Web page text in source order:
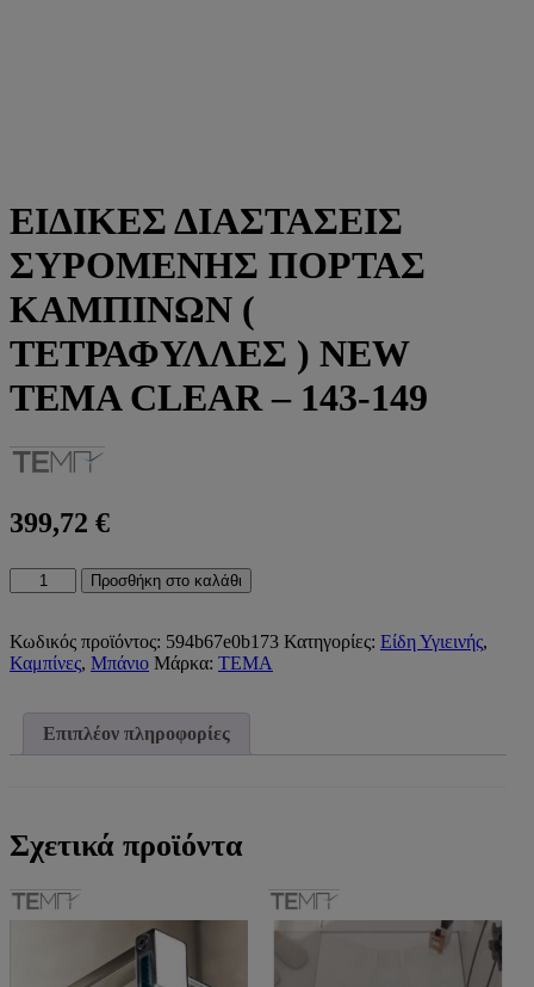
ΕΙΔΙΚΕΣ ΔΙΑΣΤΑΣΕΙΣ
ΣΥΡΟΜΕΝΗΣ ΠΟΡΤΑΣ
ΚΑΜΠΙΝΩΝ (
ΤΕΤΡΑΦΥΛΛΕΣ ) NEW
TEMA CLEAR – 143-149
399,72 €
ΕΙΔΙΚΕΣ
ΔΙΑΣΤΑΣΕΙΣ
ΠΟΡΤΑΣ
ΚΑΜΠΙΝΩΝ
NEW
143-
149
Προσθήκη στο καλάθι
Κωδικός προϊόντος: 594b67e0b173 Κατηγορίες: Είδη Υγιεινής,
Καμπίνες, Μπάνιο Μάρκα: TEMA
Επιπλέον πληροφορίες
Σχετικά προϊόντα